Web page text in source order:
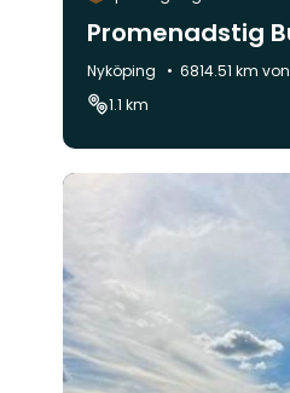
Promenadstig
Gemeinde:
Nyköping
6814.51 km
1.1 km